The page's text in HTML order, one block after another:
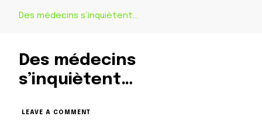
Des médecins s’inquiètent…
Des médecins
s’inquiètent…
LEAVE A COMMENT